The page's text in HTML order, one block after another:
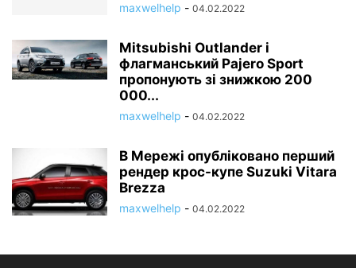
maxwelhelp - 04.02.2022
Mitsubishi Outlander і
флагманський Pajero Sport
пропонують зі знижкою 200
000...
maxwelhelp - 04.02.2022
В Мережі опубліковано перший
рендер крос-купе Suzuki Vitara
Brezza
maxwelhelp - 04.02.2022